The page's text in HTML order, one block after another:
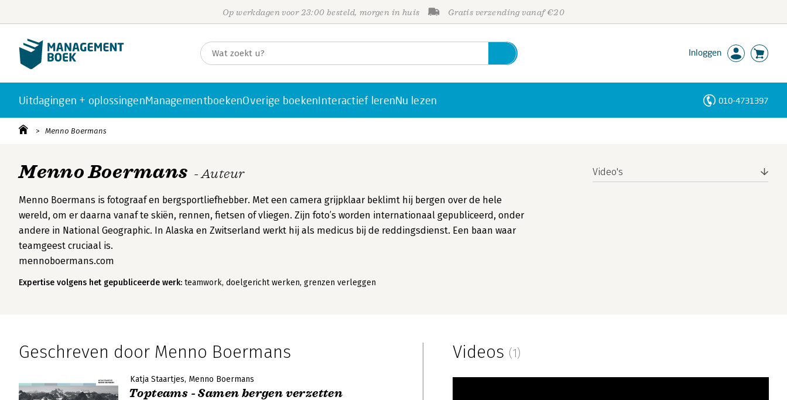
Op werkdagen voor 23:00 besteld, morgen in huis Gratis verzending vanaf €20
Inloggen
Uitdagingen + oplossingenManagementboekenOverige boekenInteractief lerenNu lezen 010-4731397
Menno Boermans
Menno Boermans - Auteur
Menno Boermans is fotograaf en bergsportliefhebber. Met een camera grijpklaar beklimt hij bergen over de hele
wereld, om er daarna vanaf te skiën, rennen, fietsen of vliegen. Zijn foto’s worden internationaal gepubliceerd, onder
andere in National Geographic. In Alaska en Zwitserland werkt hij als medicus bij de reddingsdienst. Een baan waar
teamgeest cruciaal is.
mennoboermans.com
Expertise volgens het gepubliceerde werk: teamwork, doelgericht werken, grenzen verleggen
Video's
Geschreven door Menno Boermans
Katja Staartjes Menno Boermans
Topteams - Samen bergen verzetten
Videos (1)
Personen